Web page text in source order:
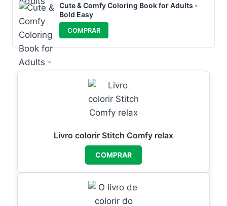
Cute & Comfy Coloring Book for Adults -
Bold Easy
COMPRAR
Livro colorir Stitch Comfy relax
COMPRAR